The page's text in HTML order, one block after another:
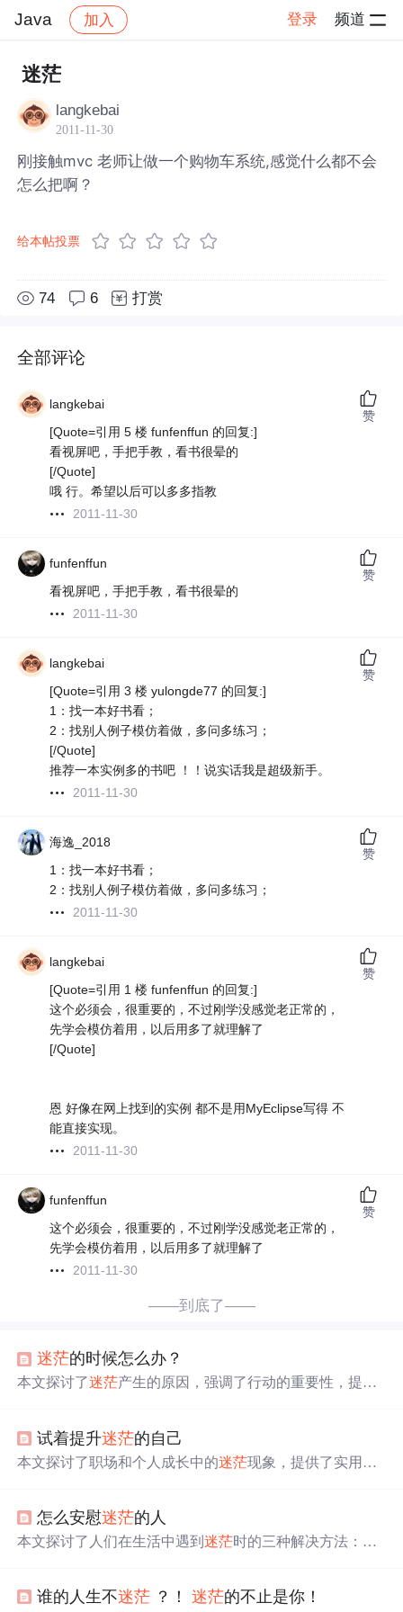
Java 加入 登录 频道
社区
迷茫
langkebai
2011-11-30
刚接触mvc 老师让做一个购物车系统,感觉什么都不会
怎么把啊？
给本帖投票
74 6 打赏
全部评论
langkebai
[Quote=引用 5 楼 funfenffun 的回复:]
看视屏吧，手把手教，看书很晕的
[/Quote]
哦 行。希望以后可以多多指教
2011-11-30
赞
funfenffun
看视屏吧，手把手教，看书很晕的
2011-11-30
赞
langkebai
[Quote=引用 3 楼 yulongde77 的回复:]
1：找一本好书看；
2：找别人例子模仿着做，多问多练习；
[/Quote]
推荐一本实例多的书吧 ！！说实话我是超级新手。
2011-11-30
赞
海逸_2018
1：找一本好书看；
2：找别人例子模仿着做，多问多练习；
2011-11-30
赞
langkebai
[Quote=引用 1 楼 funfenffun 的回复:]
这个必须会，很重要的，不过刚学没感觉老正常的，
先学会模仿着用，以后用多了就理解了
[/Quote]
恩 好像在网上找到的实例 都不是用MyEclipse写得 不
能直接实现。
2011-11-30
赞
funfenffun
这个必须会，很重要的，不过刚学没感觉老正常的，
先学会模仿着用，以后用多了就理解了
2011-11-30
赞
——到底了——
迷茫的时候怎么办？
本文探讨了迷茫产生的原因，强调了行动的重要性，提倡
自己的能力，不断前行。,
试着提升迷茫的自己
本文探讨了职场和个人成长中的迷茫现象，提供了实用建
怎么安慰迷茫的人
本文探讨了人们在生活中遇到迷茫时的三种解决方法：接
谁的人生不迷茫 ？！迷茫的不止是你！